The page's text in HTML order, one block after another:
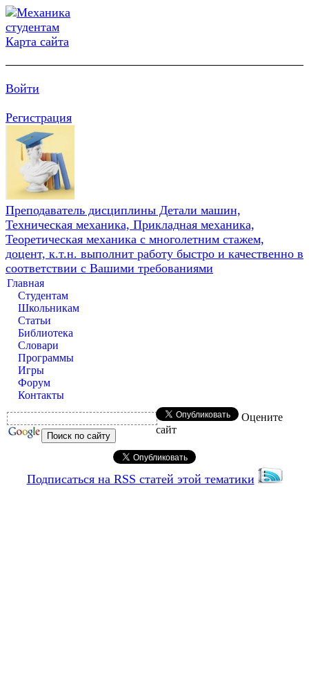
Карта сайта
Войти
Регистрация
Преподаватель дисциплины Детали машин,
Техническая механика, Прикладная механика,
Теоретическая механика с многолетним стажем,
доцент, к.т.н. выполнит работу быстро и качественно в
соответствии с Вашими требованиями
Главная
Студентам
Школьникам
Статьи
Библиотека
Словари
Программы
Игры
Форум
Контакты
Оцените
сайт
Подписаться на RSS статей этой тематики